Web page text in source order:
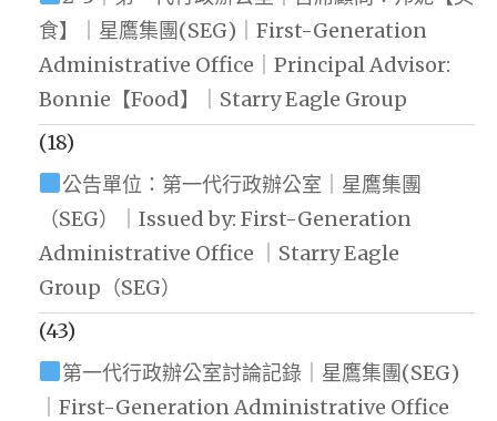
食】｜星鷹集團(SEG)｜First-Generation
Administrative Office｜Principal Advisor:
Bonnie【Food】｜Starry Eagle Group
(18)
公告單位：第一代行政辦公室｜星鷹集團
（SEG）｜Issued by: First-Generation
Administrative Office ｜Starry Eagle
Group（SEG）
(43)
第一代行政辦公室討論記錄｜星鷹集團(SEG)
｜First-Generation Administrative Office